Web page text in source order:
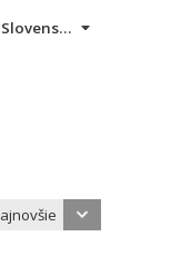
Slovensky